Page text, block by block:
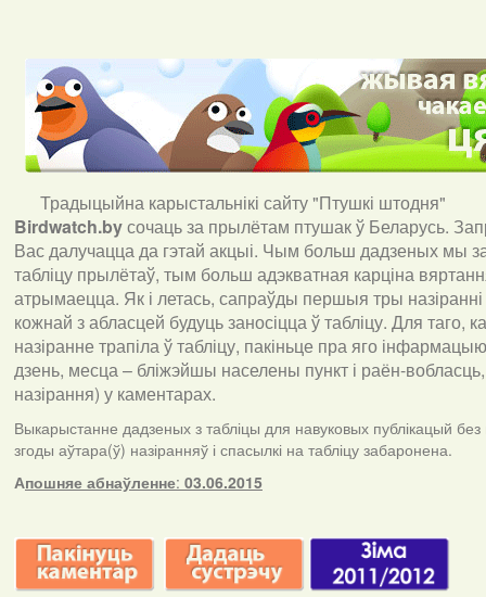
Традыцыйна карыстальнікі сайту "Птушкі штодня"
Birdwatch.byсочаць за прылётам птушак ў Беларусь.
Вас далучацца да гэтай акцыі. Чым больш дадзеных мы
табліцу прылётаў, тым больш адэкватная карціна
атрымаецца. Як і летась, сапраўды першыя тры
кожнай з абласцей будуць заносіцца ў табліцу. Для таго,
назіранне трапіла ў табліцу, пакіньце пра яго
дзень, месца – бліжэйшы населены пункт і раён-
назірання) у каментарах.
Выкарыстанне дадзеных з табліцы для навуковых публікацый без
згоды аўтара(ў) назіранняў і спасылкі на табліцу забаронена.
Апошняе абнаўленне: 03.06.2015